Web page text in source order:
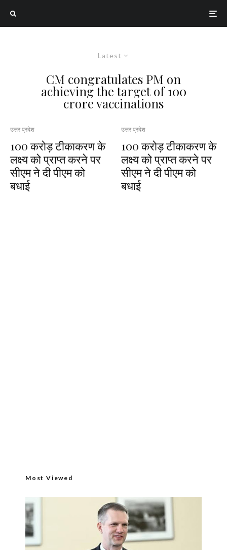
Latest
CM congratulates PM on
achieving the target of 100
crore vaccinations
उत्तर प्रदेश
100 करोड़ टीकाकरण के
लक्ष्‍य को प्राप्‍त करने पर
सीएम ने दी पीएम को
बधाई
उत्तर प्रदेश
100 करोड़ टीकाकरण के
लक्ष्‍य को प्राप्‍त करने पर
सीएम ने दी पीएम को
बधाई
Most Viewed